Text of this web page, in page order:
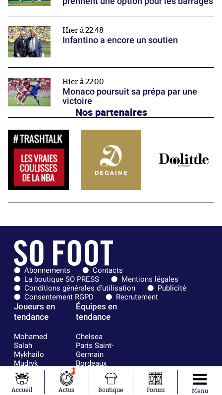
Hier à 22:48
Infantino a encore un soutien
Hier à 22:00
Monaco poursuit sa prépa par une
victoire
Nos partenaires
Abonnements
Contacts
La boutique SO PRESS
Mentions légales
Conditions générales d'utilisation
Publicité
Consentement RGPD
Recrutement
Joueurs en
tendance
Mohamed
Salah
Mykhailo
Mudryk
Neymar
Khalis Merah
Loïs Openda
Équipes en
tendance
Chelsea
Paris Saint-
Germain
Bordeaux
Olympique
Accueil
0
Actus Boutique Forum Menu